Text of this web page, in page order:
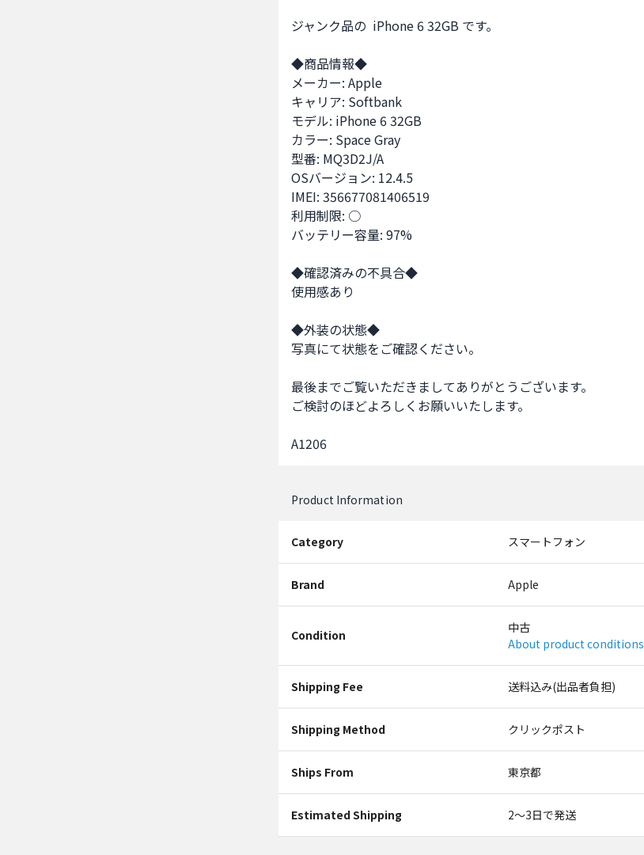
ジャンク品の  iPhone 6 32GB です。
◆商品情報◆
メーカー: Apple
キャリア: Softbank
モデル: iPhone 6 32GB
カラー: Space Gray
型番: MQ3D2J/A
OSバージョン: 12.4.5
IMEI: 356677081406519
利用制限: ○
バッテリー容量: 97%
◆確認済みの不具合◆
使用感あり
◆外装の状態◆
写真にて状態をご確認ください。
最後までご覧いただきましてありがとうございます。
ご検討のほどよろしくお願いいたします。
A1206
Product Information
Category スマートフォン
Brand Apple
Condition
中古
About product conditions
Shipping Fee 送料込み(出品者負担)
Shipping Method クリックポスト
Ships From 東京都
Estimated Shipping 2〜3日で発送